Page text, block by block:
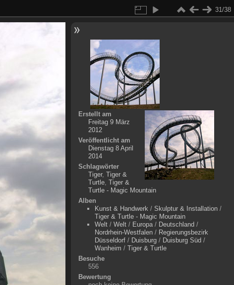
31/38
Erstellt am
Freitag 9 März
2012
Veröffentlicht am
Dienstag 8 April
2014
Schlagwörter
Tiger, Tiger &
Turtle, Tiger &
Turtle - Magic Mountain
Alben
Kunst & Handwerk/ Skulptur & Installation/
Tiger & Turtle - Magic Mountain
Welt/ Welt/ Europa/ Deutschland /
Nordrhein-Westfalen/ Regierungsbezirk
Düsseldorf/ Duisburg/ Duisburg Süd /
Wanheim / Tiger & Turtle
Besuche
556
Bewertung